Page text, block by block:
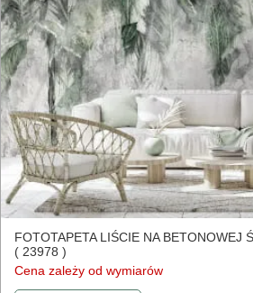
FOTOTAPETA LIŚCIE NA BETONOWEJ
( 23978 )
Cena zależy od wymiarów